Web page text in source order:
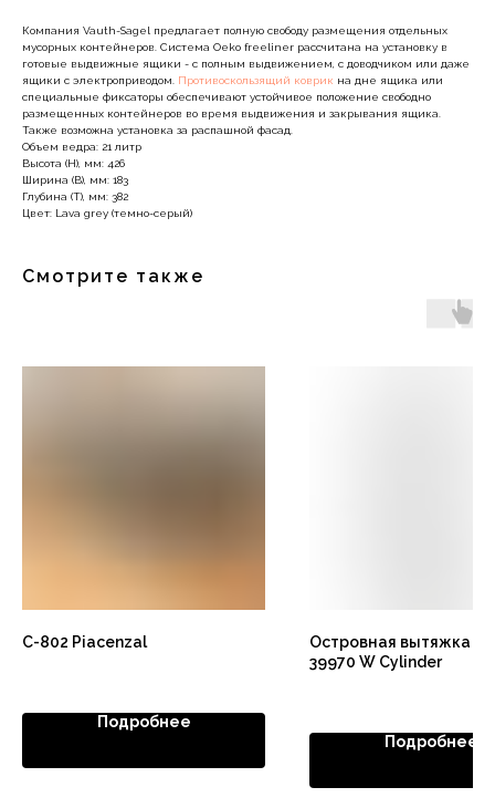
Компания Vauth-Sagel предлагает полную свободу размещения отдельных
мусорных контейнеров. Система Oeko freeliner рассчитана на установку в
готовые выдвижные ящики - с полным выдвижением, с доводчиком или даже
ящики с электроприводом. Противоскользящий коврик на дне ящика или
специальные фиксаторы обеспечивают устойчивое положение свободно
размещенных контейнеров во время выдвижения и закрывания ящика.
Также возможна установка за распашной фасад.
Объем ведра: 21 литр
Высота (Н), мм: 426
Ширина (В), мм: 183
Глубина (Т), мм: 382
Цвет: Lava grey (темно-серый)
Смотрите также
C-802 Piacenzal
Подробнее
Островная вытяжка
39970 W Cylinder
Подробнее